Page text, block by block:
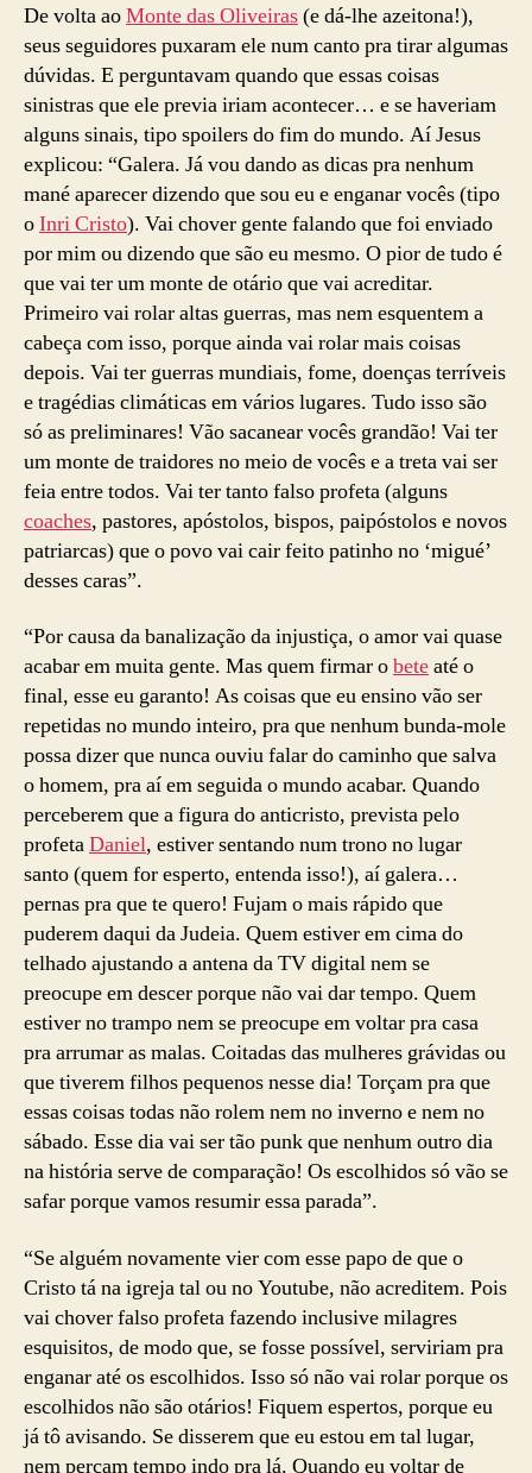
De volta aoMonte das Oliveiras(e dá-lhe azeitona!),
seus seguidores puxaram ele num canto pra tirar algumas
dúvidas. E perguntavam quando que essas coisas
sinistras que ele previa iriam acontecer… e se haveriam
alguns sinais, tipo spoilers do fim do mundo. Aí Jesus
explicou: “Galera. Já vou dando as dicas pra nenhum
mané aparecer dizendo que sou eu e enganar vocês (tipo
oInri Cristo). Vai chover gente falando que foi enviado
por mim ou dizendo que são eu mesmo. O pior de tudo é
que vai ter um monte de otário que vai acreditar.
Primeiro vai rolar altas guerras, mas nem esquentem a
cabeça com isso, porque ainda vai rolar mais coisas
depois. Vai ter guerras mundiais, fome, doenças terríveis
e tragédias climáticas em vários lugares. Tudo isso são
só as preliminares! Vão sacanear vocês grandão! Vai ter
um monte de traidores no meio de vocês e a treta vai ser
feia entre todos. Vai ter tanto falso profeta (alguns
coaches, pastores, apóstolos, bispos, paipóstolos e novos
patriarcas) que o povo vai cair feito patinho no ‘migué’
desses caras”.
“Por causa da banalização da injustiça, o amor vai quase
acabar em muita gente. Mas quem firmar obeteaté o
final, esse eu garanto! As coisas que eu ensino vão ser
repetidas no mundo inteiro, pra que nenhum bunda-mole
possa dizer que nunca ouviu falar do caminho que salva
o homem, pra aí em seguida o mundo acabar. Quando
perceberem que a figura do anticristo, prevista pelo
profetaDaniel, estiver sentando num trono no lugar
santo (quem for esperto, entenda isso!), aí galera…
pernas pra que te quero! Fujam o mais rápido que
puderem daqui da Judeia. Quem estiver em cima do
telhado ajustando a antena da TV digital nem se
preocupe em descer porque não vai dar tempo. Quem
estiver no trampo nem se preocupe em voltar pra casa
pra arrumar as malas. Coitadas das mulheres grávidas ou
que tiverem filhos pequenos nesse dia! Torçam pra que
essas coisas todas não rolem nem no inverno e nem no
sábado. Esse dia vai ser tão punk que nenhum outro dia
na história serve de comparação! Os escolhidos só vão se
safar porque vamos resumir essa parada”.
“Se alguém novamente vier com esse papo de que o
Cristo tá na igreja tal ou no Youtube, não acreditem. Pois
vai chover falso profeta fazendo inclusive milagres
esquisitos, de modo que, se fosse possível, serviriam pra
enganar até os escolhidos. Isso só não vai rolar porque os
escolhidos não são otários! Fiquem espertos, porque eu
já tô avisando. Se disserem que eu estou em tal lugar,
nem percam tempo indo pra lá. Quando eu voltar de